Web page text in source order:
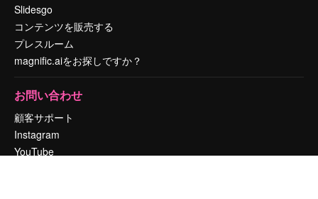
Slidesgo
コンテンツを販売する
プレスルーム
magnific.aiをお探しですか？
お問い合わせ
顧客サポート
Instagram
YouTube